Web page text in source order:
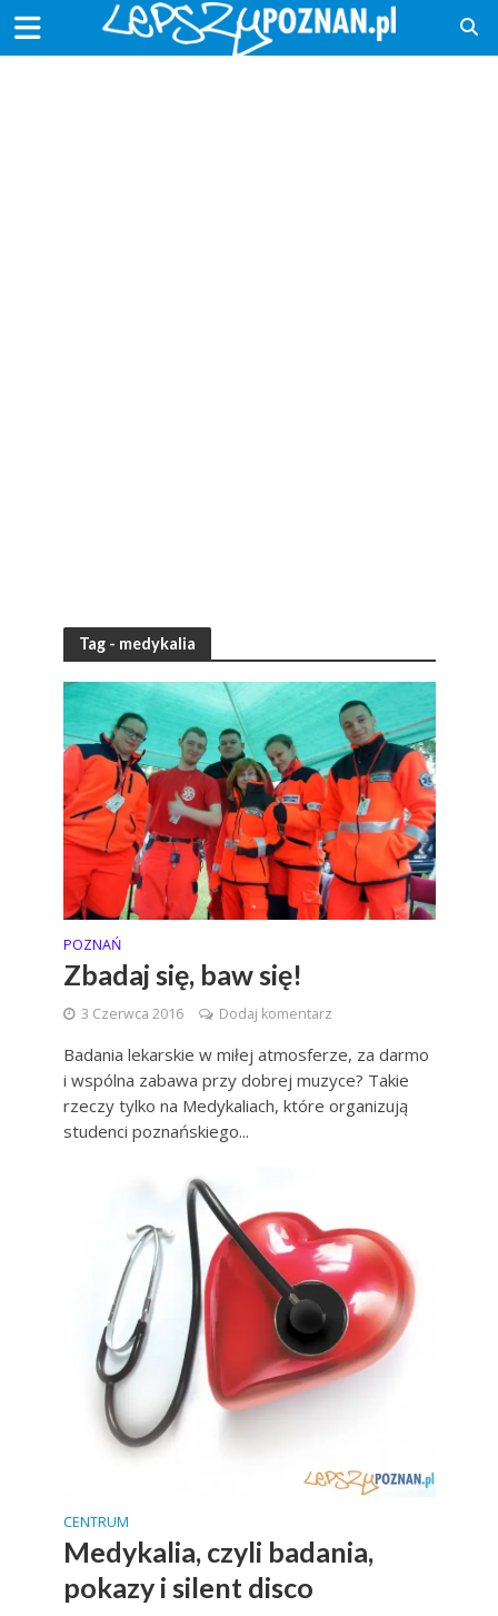
Tag - medykalia
POZNAŃ
Zbadaj się, baw się!
3 Czerwca 2016 Dodaj komentarz
Badania lekarskie w miłej atmosferze, za darmo
i wspólna zabawa przy dobrej muzyce? Takie
rzeczy tylko na Medykaliach, które organizują
studenci poznańskiego...
CENTRUM
Medykalia, czyli badania,
pokazy i silent disco